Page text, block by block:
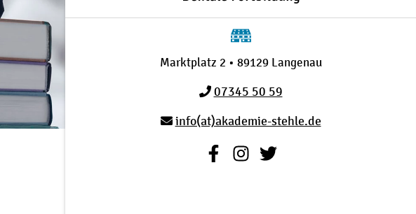
Marktplatz 2 • 89129 Langenau
07345 50 59
info(at)akademie-stehle.de